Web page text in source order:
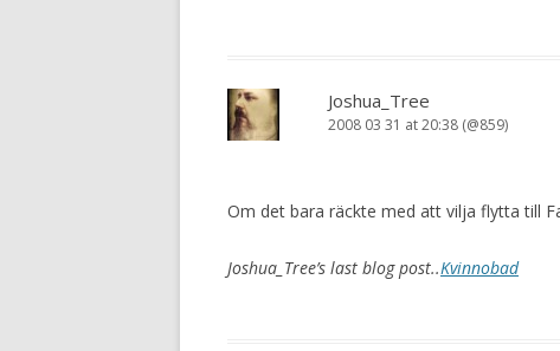
Joshua_Tree
2008 03 31 at 20:38 (@859)
Om det bara räckte med att vilja flytta till
Joshua_Tree’s last blog post..Kvinnobad